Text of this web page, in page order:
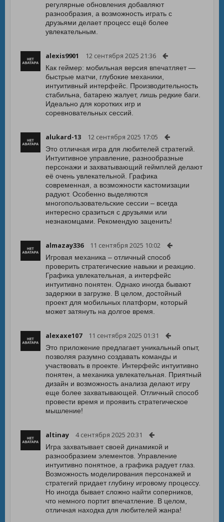
регулярные обновления добавляют
разнообразия, а возможность играть с
друзьями делает процесс ещё более
увлекательным.
alexis9901 12 сентября 2025 21:36
Как геймер: мобильная версия впечатляет —
быстрые матчи, глубокие механики,
интуитивный интерфейс. Производительность
стабильна, батарею жалует, лишь редкие баги.
Идеально для коротких игр и
соревновательных сессий.
alukard-13 12 сентября 2025 17:05
Это отличная игра для любителей стратегий.
Интуитивное управление, разнообразные
персонажи и захватывающий геймплей делают
её очень увлекательной. Графика
современная, а возможности кастомизации
радуют. Особенно выделяются
многопользовательские сессии – всегда
интересно сразиться с друзьями или
незнакомцами. Рекомендую заценить!
almazay336 11 сентября 2025 10:02
Игровая механика – отличный способ
проверить стратегические навыки и реакцию.
Графика увлекательная, а интерфейс
интуитивно понятен. Однако иногда бывают
задержки в загрузке. В целом, достойный
проект для мобильных платформ, который
может затянуть на долгое время.
alexaxe107 11 сентября 2025 01:31
Это приложение предлагает уникальный опыт,
позволяя разумно создавать команды и
участвовать в проекте. Интерфейс интуитивно
понятен, а механика увлекательная. Приятный
дизайн и возможность анализа делают игру
еще более захватывающей. Отличный способ
провести время и проявить стратегическое
мышление!
altinay 4 сентября 2025 20:31
Игра захватывает своей динамикой и
разнообразием элементов. Управление
интуитивно понятное, а графика радует глаз.
Возможность моделирования персонажей и
стратегий придает глубину игровому процессу.
Но иногда бывает сложно найти соперников,
что немного портит впечатление. В целом,
отличная находка для любителей жанра!